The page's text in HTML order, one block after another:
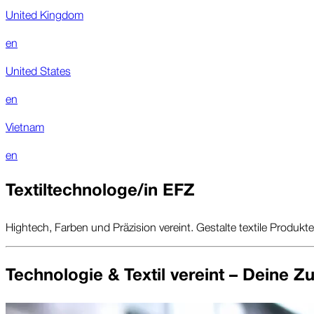
United Kingdom
en
United States
en
Vietnam
en
Textiltechnologe/in EFZ
Hightech, Farben und Präzision vereint. Gestalte textile
Technologie & Textil vereint – Deine